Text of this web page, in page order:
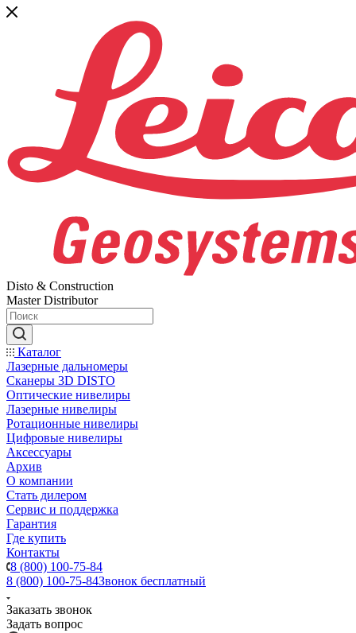
Disto & Construction
Master Distributor
Каталог
Лазерные дальномеры
Сканеры 3D DISTO
Оптические нивелиры
Лазерные нивелиры
Ротационные нивелиры
Цифровые нивелиры
Аксессуары
Архив
О компании
Стать дилером
Сервис и поддержка
Гарантия
Где купить
Контакты
8 (800) 100-75-84
8 (800) 100-75-84Звонок бесплатный
Заказать звонок
Задать вопрос